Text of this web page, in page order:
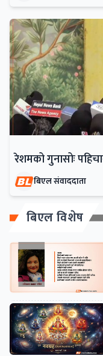
रेशमको गुनासोः
बिएल संवाददाता
बिएल विशेष